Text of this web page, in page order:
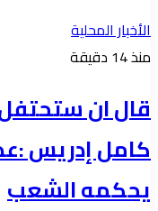
الأخبار المحلية
منذ 14 دقيقة
قال ان ستحتفل
كامل إدريس
يحكمه الشعب